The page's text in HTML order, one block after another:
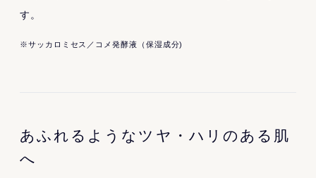
す。
※サッカロミセス／コメ発酵液（保湿成分)
あふれるようなツヤ・ハリのある肌
へ